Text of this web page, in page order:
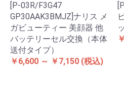
[P-03R/F3G47
GP30AAK3BMJZ]ナリス メ
ガビューティー 美顔器 他
バッテリーセル交換（本体
送付タイプ）
￥6,600 ～ ￥7,150 (税込)